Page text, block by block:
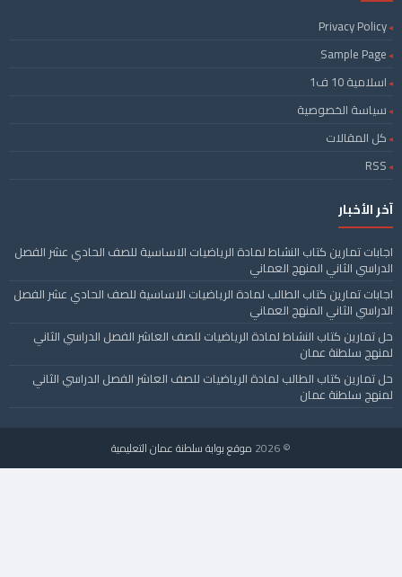
Privacy Policy
Sample Page
اسلامية 10 ف1
سياسة الخصوصية
كل المقالات
RSS
آخر الأخبار
اجابات تمارين كتاب النشاط لمادة الرياضيات الاساسية للصف الحادي عشر الفصل
الدراسي الثاني المنهج العماني
اجابات تمارين كتاب الطالب لمادة الرياضيات الاساسية للصف الحادي عشر الفصل
الدراسي الثاني المنهج العماني
حل تمارين كتاب النشاط لمادة الرياضيات للصف العاشر الفصل الدراسي الثاني
لمنهج سلطنة عمان
حل تمارين كتاب الطالب لمادة الرياضيات للصف العاشر الفصل الدراسي الثاني
لمنهج سلطنة عمان
© 2026 موقع بوابة سلطنة عمان التعليمية